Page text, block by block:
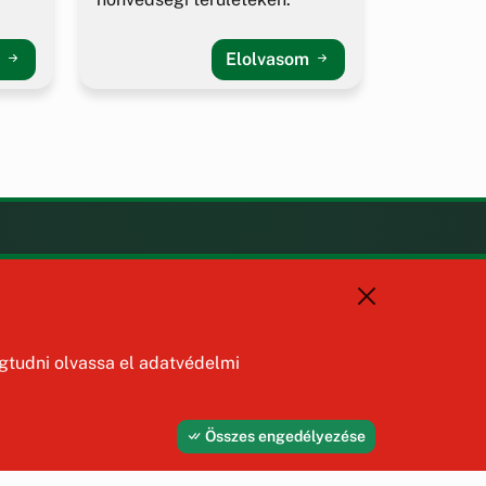
Elolvasom
KAPCSOLAT
8192 Hajmáskér, Kossuth Lajos
olvassa el adatvédelmi
Összes engedélyezése